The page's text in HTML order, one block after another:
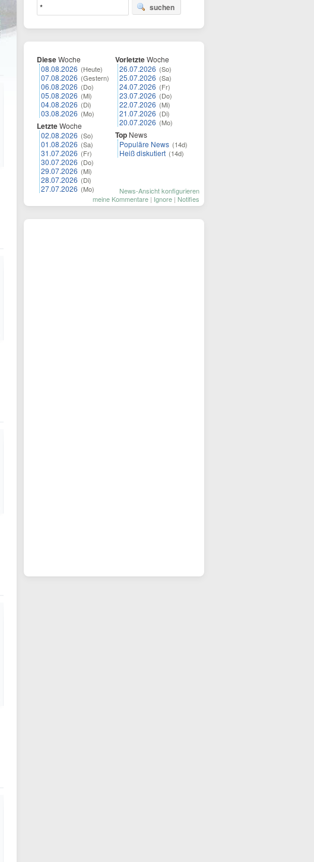
suchen
DieseWoche
08.08.2026 (Heute)
07.08.2026 (Gestern)
06.08.2026 (Do)
05.08.2026 (Mi)
04.08.2026 (Di)
03.08.2026 (Mo)
LetzteWoche
02.08.2026 (So)
01.08.2026 (Sa)
31.07.2026 (Fr)
30.07.2026 (Do)
29.07.2026 (Mi)
28.07.2026 (Di)
27.07.2026 (Mo)
VorletzteWoche
26.07.2026 (So)
25.07.2026 (Sa)
24.07.2026 (Fr)
23.07.2026 (Do)
22.07.2026 (Mi)
21.07.2026 (Di)
20.07.2026 (Mo)
Top News
Populäre News (14d)
Heiß diskutiert (14d)
News-Ansicht konfigurieren
meine Kommentare | Ignore | Notifies